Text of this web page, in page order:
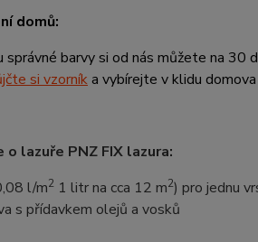
domů:
správné barvy si od nás můžete na 30
si vzorníka vybírejte v klidu
lazuře PNZ FIX lazura:
l/m21 litr na cca 12 m2) pro jednu
s přídavkem olejů a vosků